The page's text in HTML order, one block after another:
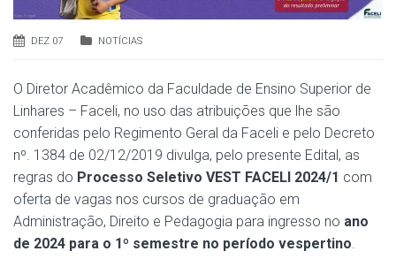
DEZ 07 NOTÍCIAS
O Diretor Acadêmico da Faculdade de Ensino Superior de
Linhares – Faceli, no uso das atribuições que lhe são
conferidas pelo Regimento Geral da Faceli e pelo Decreto
nº. 1384 de 02/12/2019 divulga, pelo presente Edital, as
regras do Processo Seletivo VEST FACELI 2024/1 com
oferta de vagas nos cursos de graduação em
Administração, Direito e Pedagogia para ingresso no ano
de 2024 para o 1º semestre no período vespertino.